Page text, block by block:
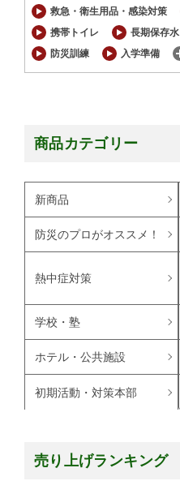
救急・衛生用品・感染対策
携帯トイレ
長期保存水
防災訓練
入学準備
商品カテゴリー
新商品
防災のプロがオススメ！
熱中症対策
学校・塾
ホテル・公共施設
初期活動・対策本部
売り上げランキング